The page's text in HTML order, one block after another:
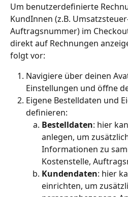
Um benutzerdefinierte
KundInnen (z.B.
Auftragsnummer) im
direkt auf Rechnungen
folgt vor:
Navigiere über deinen
Einstellungen und öffne
Eigene Bestelldaten und
definieren:
Bestelldaten: hier
anlegen, um
Informationen zu
Kostenstelle,
Kundendaten: hier
einrichten, um